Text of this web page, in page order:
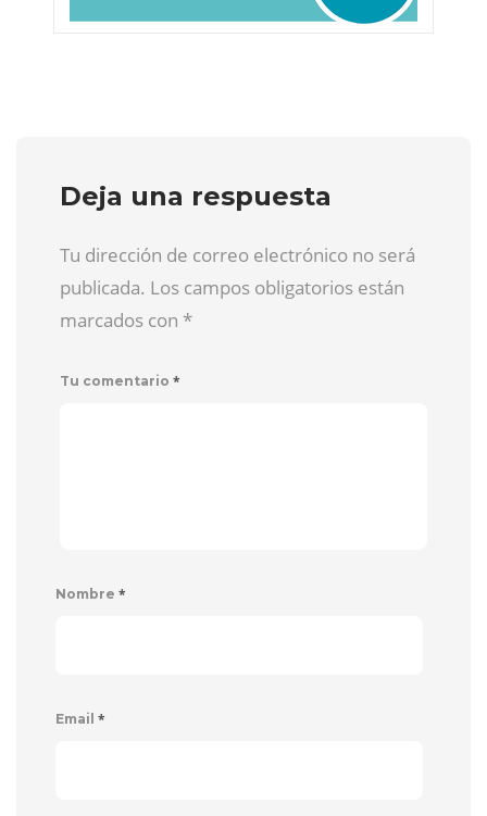
Deja una respuesta
Tu dirección de correo electrónico no será
publicada. Los campos obligatorios están
marcados con *
Tu comentario *
Nombre *
Email *